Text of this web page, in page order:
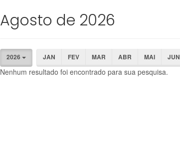
Agosto de 2026
2026 JAN FEV MAR ABR MAI JUN
Nenhum resultado foi encontrado para sua pesquisa.